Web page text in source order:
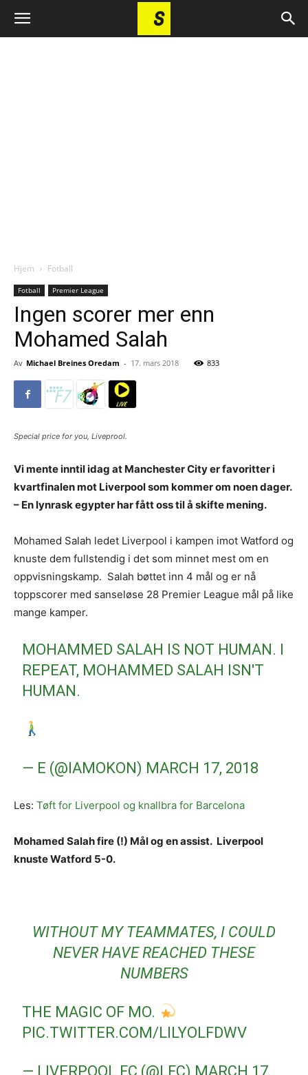
Hjem Fotball
Fotball Premier League
Ingen scorer mer enn
Mohamed Salah
Av Michael Breines Oredam - 17. mars 2018 833
Special price for you, Liveprool.
Vi mente inntil idag at Manchester City er favoritter i
kvartfinalen mot Liverpool som kommer om noen dager.
– En lynrask egypter har fått oss til å skifte mening.
Mohamed Salah ledet Liverpool i kampen imot Watford og
knuste dem fullstendig i det som minnet mest om en
oppvisningskamp. Salah bøttet inn 4 mål og er nå
toppscorer med sanseløse 28 Premier League mål på like
mange kamper.
MOHAMMED SALAH IS NOT HUMAN. I
REPEAT, MOHAMMED SALAH ISN'T
HUMAN.
— E (@IAMOKON) MARCH 17, 2018
Les: Tøft for Liverpool og knallbra for Barcelona
Mohamed Salah fire (!) Mål og en assist. Liverpool
knuste Watford 5-0.
WITHOUT MY TEAMMATES, I COULD
NEVER HAVE REACHED THESE
NUMBERS
THE MAGIC OF MO.
PIC.TWITTER.COM/LILYOLFDWV
— LIVERPOOL FC (@LFC) MARCH 17,